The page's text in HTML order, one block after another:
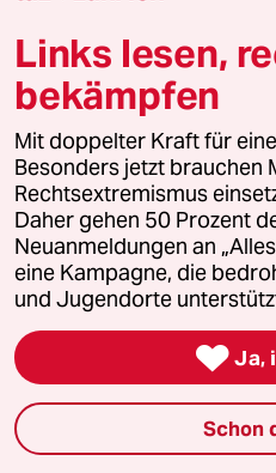
Gesellschaft
Kultur
Sport
Berlin
Wahrheit
Links lesen,
bekämpfen
Mit doppelter Kraft für
Besonders jetzt brauchen
Rechtsextremismus
Daher gehen 50 Prozent
Neuanmeldungen an
eine Kampagne, die
und Jugendorte
 Ja,
Schon